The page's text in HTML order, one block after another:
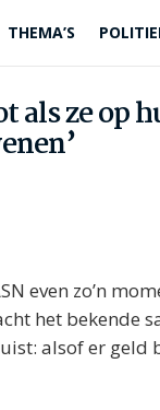
THEMA’S
als ze op
even zo’n
het bekende
alsof er geld